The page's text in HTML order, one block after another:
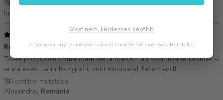
Fordítás mutatása
Iulia,
Recomand StarGift 12 December 2020
Toate produsele comandate de la StarGift au sosit foarte repede si
arata exact ca in fotografii, sunt minunate! Recomand!
Fordítás mutatása
Alexandra,
Románia
Most nem, kérdezzen később
A kedvezmény személyre szabott termékekre érvényes. Feltételek